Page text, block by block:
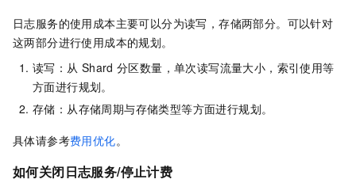
日志服务的使用成本主要可以分为读写，存储两部分。可以针对
这两部分进行使用成本的规划。
读写：从 Shard 分区数量，单次读写流量大小，索引使用等
方面进行规划。
存储：从存储周期与存储类型等方面进行规划。
具体请参考费用优化。
如何关闭日志服务/停止计费